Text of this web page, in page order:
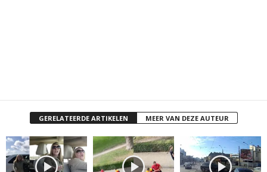
GERELATEERDE ARTIKELEN MEER VAN DEZE AUTEUR